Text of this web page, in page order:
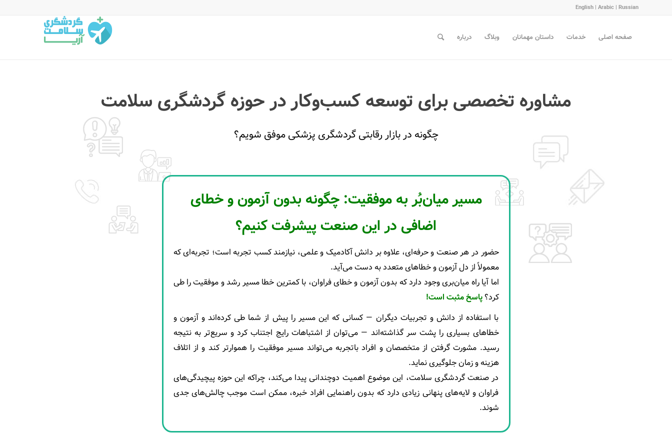
English | Arabic | Russian
صفحه اصلی خدمات داستان مهمانان وبلاگ درباره
مشاوره تخصصی برای توسعه کسب‌وکار در حوزه گردشگری سلامت
چگونه در بازار رقابتی گردشگری پزشکی موفق شویم؟
مسیر میان‌بُر به موفقیت: چگونه بدون آزمون و خطای
اضافی در این صنعت پیشرفت کنیم؟
حضور در هر صنعت و حرفه‌ای، علاوه بر دانش آکادمیک و علمی، نیازمند کسب تجربه است؛ تجربه‌ای که
معمولاً از دل آزمون و خطاهای متعدد به دست می‌آید.
اما آیا راه میان‌بری وجود دارد که بدون آزمون و خطای فراوان، با کمترین خطا مسیر رشد و موفقیت را طی
کرد؟پاسخ مثبت است!
با استفاده از دانش و تجربیات دیگران — کسانی که این مسیر را پیش از شما طی کرده‌اند و آزمون و
خطاهای بسیاری را پشت سر گذاشته‌اند — می‌توان از اشتباهات رایج اجتناب کرد و سریع‌تر به نتیجه
رسید. مشورت گرفتن از متخصصان و افراد باتجربه می‌تواند مسیر موفقیت را هموارتر کند و از اتلاف
هزینه و زمان جلوگیری نماید.
در صنعت گردشگری سلامت، این موضوع اهمیت دوچندانی پیدا می‌کند، چراکه این حوزه پیچیدگی‌های
فراوان و لایه‌های پنهانی زیادی دارد که بدون راهنمایی افراد خبره، ممکن است موجب چالش‌های جدی
شوند.